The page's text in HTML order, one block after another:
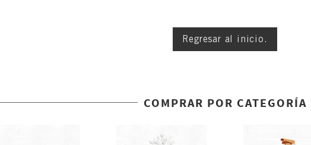
Regresar al inicio.
COMPRAR POR CATEGORÍA